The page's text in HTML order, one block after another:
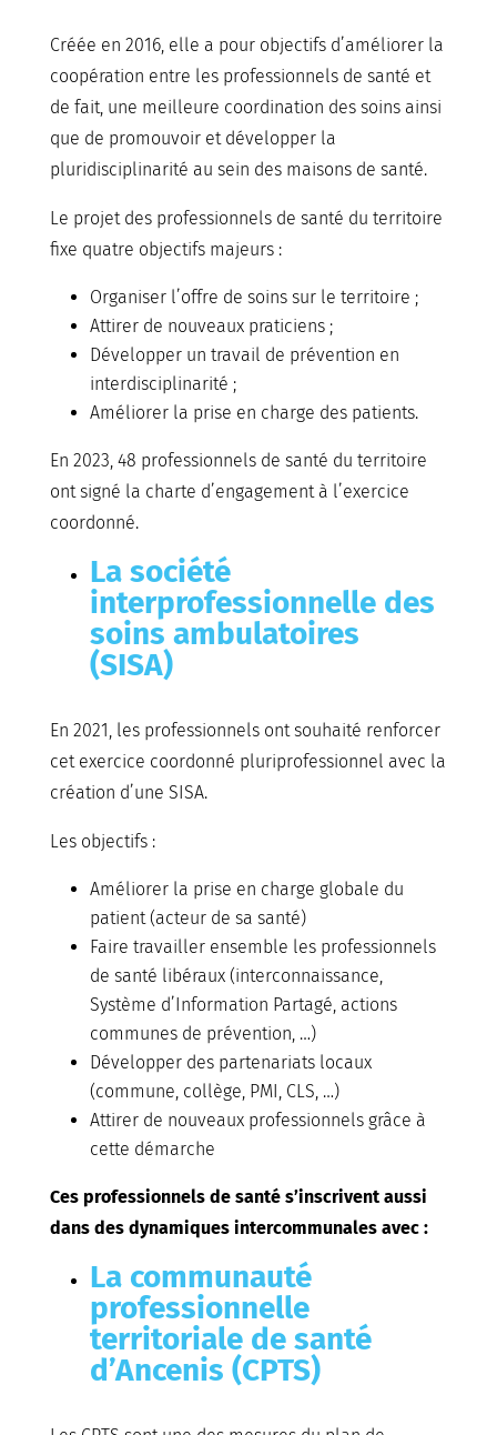
Créée en 2016, elle a pour objectifs d’améliorer la
coopération entre les professionnels de santé et
de fait, une meilleure coordination des soins ainsi
que de promouvoir et développer la
pluridisciplinarité au sein des maisons de santé.
Le projet des professionnels de santé du territoire
fixe quatre objectifs majeurs :
Organiser l’offre de soins sur le territoire ;
Attirer de nouveaux praticiens ;
Développer un travail de prévention en
interdisciplinarité ;
Améliorer la prise en charge des patients.
En 2023, 48 professionnels de santé du territoire
ont signé la charte d’engagement à l’exercice
coordonné.
La société
interprofessionnelle des
soins ambulatoires
(SISA)
En 2021, les professionnels ont souhaité renforcer
cet exercice coordonné pluriprofessionnel avec la
création d’une SISA.
Les objectifs :
Améliorer la prise en charge globale du
patient (acteur de sa santé)
Faire travailler ensemble les professionnels
de santé libéraux (interconnaissance,
Système d’Information Partagé, actions
communes de prévention, …)
Développer des partenariats locaux
(commune, collège, PMI, CLS, …)
Attirer de nouveaux professionnels grâce à
cette démarche
Ces professionnels de santé s’inscrivent aussi
dans des dynamiques intercommunales avec :
La communauté
professionnelle
territoriale de santé
d’Ancenis (CPTS)